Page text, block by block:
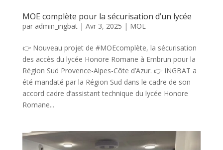
MOE complète pour la sécurisation d’un lycée
par admin_ingbat| Avr 3, 2025 | MOE
👉 Nouveau projet de #MOEcomplète, la sécurisation
des accès du lycée Honore Romane à Embrun pour la
Région Sud Provence-Alpes-Côte d’Azur. 👉 INGBAT a
été mandaté par la Région Sud dans le cadre de son
accord cadre d’assistant technique du lycée Honore
Romane...